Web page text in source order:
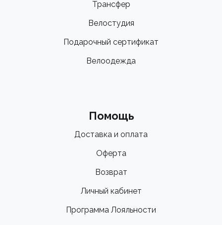
Трансфер
Велостудия
Подарочный сертификат
Велоодежда
Помощь
Доставка и оплата
Оферта
Возврат
Личный кабинет
Программа Лояльности